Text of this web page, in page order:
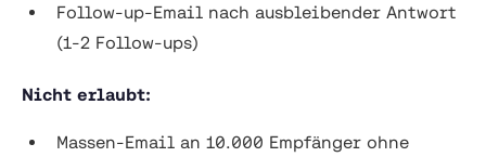
Follow-up-Email nach ausbleibender Antwort
(1-2 Follow-ups)
Nicht erlaubt:
Massen-Email an 10.000 Empfänger ohne